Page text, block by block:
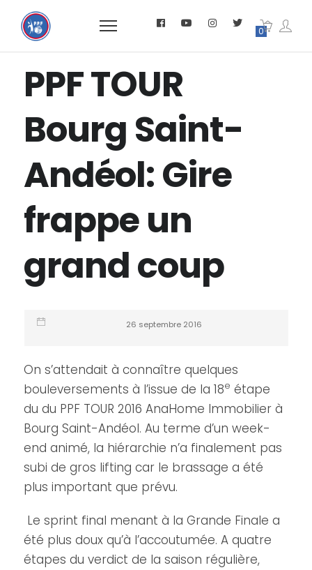
0
PPF TOUR
Bourg Saint-
Andéol: Gire
frappe un
grand coup
26 septembre 2016
On s’attendait à connaître quelques
bouleversements à l’issue de la 18e étape
du du PPF TOUR 2016 AnaHome Immobilier à
Bourg Saint-Andéol. Au terme d’un week-
end animé, la hiérarchie n’a finalement pas
subi de gros lifting car le brassage a été
plus important que prévu.
Le sprint final menant à la Grande Finale a
été plus doux qu’à l’accoutumée. A quatre
étapes du verdict de la saison régulière,